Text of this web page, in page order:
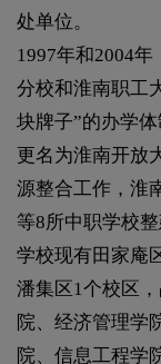
处单位。
1997年和2004
分校和淮南职工
块牌子”的办学
更名为淮南开放
源整合工作，淮
等8所中职学校整
学校现有田家庵
潘集区1个校区
院、经济管理学
院、信息工程学